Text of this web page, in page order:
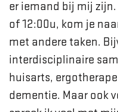
er iemand bij mij
of 12:00u, kom je
met andere taken.
interdisciplinaire
huisarts,
dementie. Maar ook